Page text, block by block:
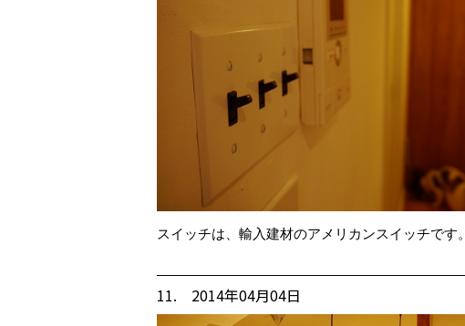
スイッチは、輸入建材のアメリカンスイッチです。
11. 2014年04月04日